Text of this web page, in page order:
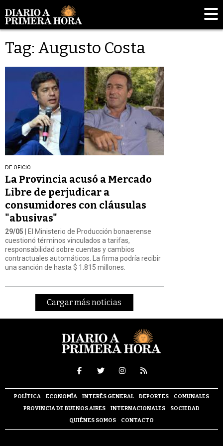
Tag: Augusto Costa
DE OFICIO
La Provincia acusó a Mercado
Libre de perjudicar a
consumidores con cláusulas
"abusivas"
29/05 | El Ministerio de Producción bonaerense
cuestionó términos vinculados a tarifas,
responsabilidad sobre cuentas y cambios
contractuales automáticos. La firma podría recibir
una sanción de hasta $ 1.815 millones.
Cargar más noticias
POLÍTICA ECONOMÍA INTERÉS GENERAL DEPORTES
COMUNALES
PROVINCIA DE BUENOS AIRES
INTERNACIONALES
SOCIEDAD
QUIÉNES SOMOS
CONTACTO